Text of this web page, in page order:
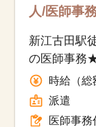
人/医師事
新江古田駅
の医師事務
生！時給（総
派遣
医師事務